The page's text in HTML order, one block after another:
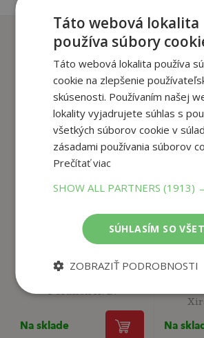
Zákazníci, ktorí si
tento titul si tiež
17
Na sklade Na
Táto webová lokalita
používa súbory
Táto webová lokalita používa
cookie na zlepšenie
skúsenosti. Používaním našej
lokality vyjadrujete súhlas s
všetkých súborov cookie v
zásadami používania súborov
Prečítať viac
SHOW ALL PARTNERS(1913)
SÚHLASÍM SO
ZOBRAZIŤ PODROBNOSTI